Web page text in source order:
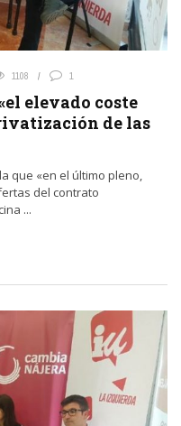
1108 1
elevado coste
de las
que «en el último pleno,
del contrato
...